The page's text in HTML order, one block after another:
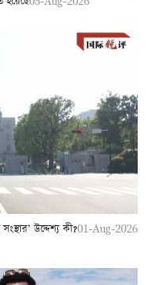
উদ্দেশ্য কী?01-Aug-2026